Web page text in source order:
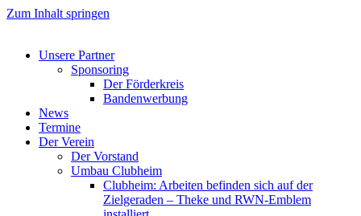
Zum Inhalt springen
Unsere Partner
Sponsoring
Der Förderkreis
Bandenwerbung
News
Termine
Der Verein
Der Vorstand
Umbau Clubheim
Clubheim: Arbeiten befinden sich auf der
Zielgeraden – Theke und RWN-Emblem